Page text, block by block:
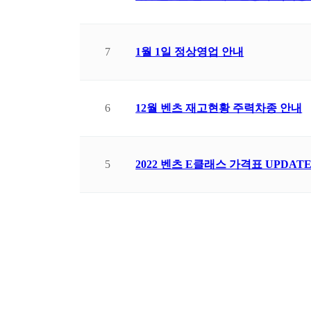
7 1월 1일 정상영업 안내
6 12월 벤츠 재고현황 주력차종 안내
5 2022 벤츠 E클래스 가격표 UPDATE